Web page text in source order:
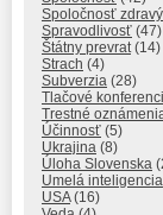
Spoločnosť
Spravodlivosť (47)
Štátny prevrat (14)
Strach (4)
Subverzia (28)
Tlačové
Trestné
Účinnosť (5)
Ukrajina (8)
Úloha Slovenska
Umelá inteligencia
USA(16)